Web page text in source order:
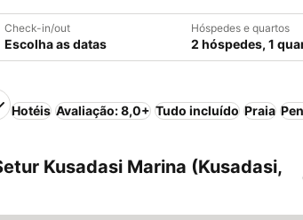
Check-in/out
Escolha as datas
Hóspedes e quartos
2 hóspedes, 1
Hotéis Avaliação: 8,0+ Tudo incluído Praia
Kusadasi Marina (Kusadasi,